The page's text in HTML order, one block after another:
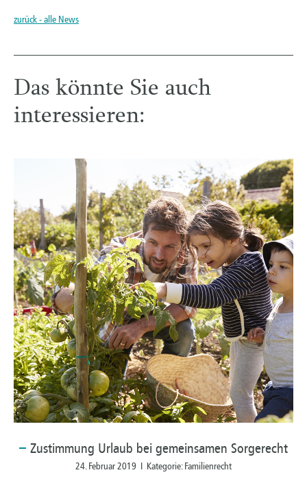
zurück - alle News
Das könnte Sie auch
interessieren:
Zustimmung Urlaub bei gemeinsamen Sorgerecht
24. Februar 2019 I Kategorie: Familienrecht